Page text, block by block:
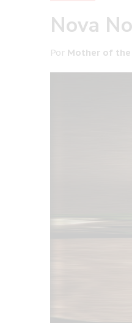
Nova
Por Mother of the